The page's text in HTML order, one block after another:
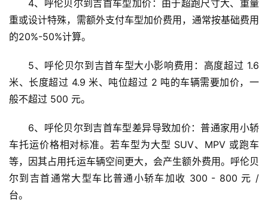
4、呼伦贝尔到吉首车型加价：由于超跑尺寸大、重量
重或设计特殊，需额外支付车型加价费用，通常按基础费用
的20%-50%计算。
5、呼伦贝尔到吉首车型大小影响费用：高度超过 1.6
米、长度超过 4.9 米、吨位超过 2 吨的车辆需要加价，一
般不超过 500 元。
6、呼伦贝尔到吉首车型差异导致加价：普通家用小轿
车托运价格相对标准。若车型为大型 SUV、MPV 或跑车
等，因其占用托运车辆空间更大，会产生额外费用。呼伦贝
尔到吉首通常大型车比普通小轿车加收 300 - 800 元 /
台。